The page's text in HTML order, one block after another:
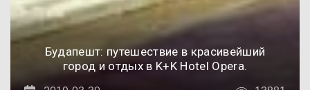
Будапешт: путешествие в красивейший
город и отдых в K+K Hotel Opera.